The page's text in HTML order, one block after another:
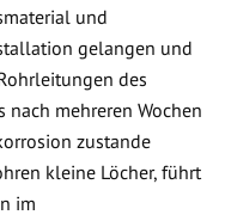
und
gelangen und
des
nach mehreren Wochen
zustande
kleine Löcher, führt
im